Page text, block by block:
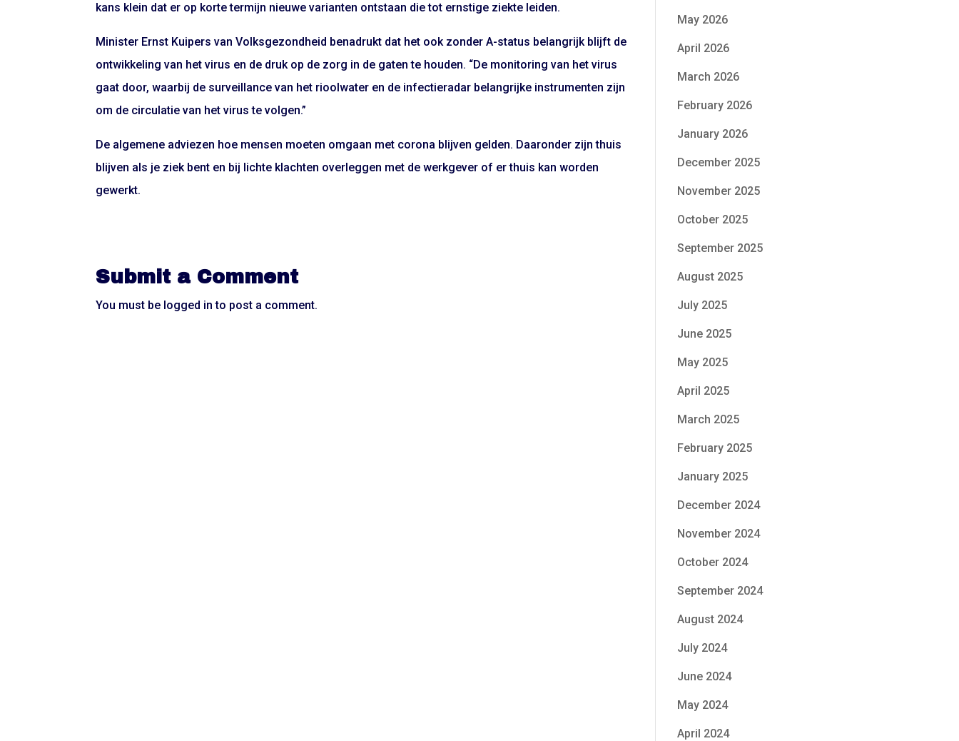
kans klein dat er op korte termijn nieuwe varianten ontstaan die tot ernstige ziekte leiden.
Minister Ernst Kuipers van Volksgezondheid benadrukt dat het ook zonder A-status belangrijk blijft de
ontwikkeling van het virus en de druk op de zorg in de gaten te houden. “De monitoring van het virus
gaat door, waarbij de surveillance van het rioolwater en de infectieradar belangrijke instrumenten zijn
om de circulatie van het virus te volgen.”
De algemene adviezen hoe mensen moeten omgaan met corona blijven gelden. Daaronder zijn thuis
blijven als je ziek bent en bij lichte klachten overleggen met de werkgever of er thuis kan worden
gewerkt.
Submit a Comment
You must be logged in to post a comment.
May 2026
April 2026
March 2026
February 2026
January 2026
December 2025
November 2025
October 2025
September 2025
August 2025
July 2025
June 2025
May 2025
April 2025
March 2025
February 2025
January 2025
December 2024
November 2024
October 2024
September 2024
August 2024
July 2024
June 2024
May 2024
April 2024